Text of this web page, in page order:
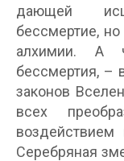
дающей
бессмертие,
алхимии. А
бессмертия, –
законов
всех
Серебряная